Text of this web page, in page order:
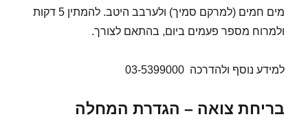
מים חמים (למרקם סמיך) ולערבב היטב. להמתין 5 דקות
ולמרוח מספר פעמים ביום, בהתאם לצורך.
למידע נוסף ולהדרכה 03-5399000
בריחת צואה – הגדרת המחלה